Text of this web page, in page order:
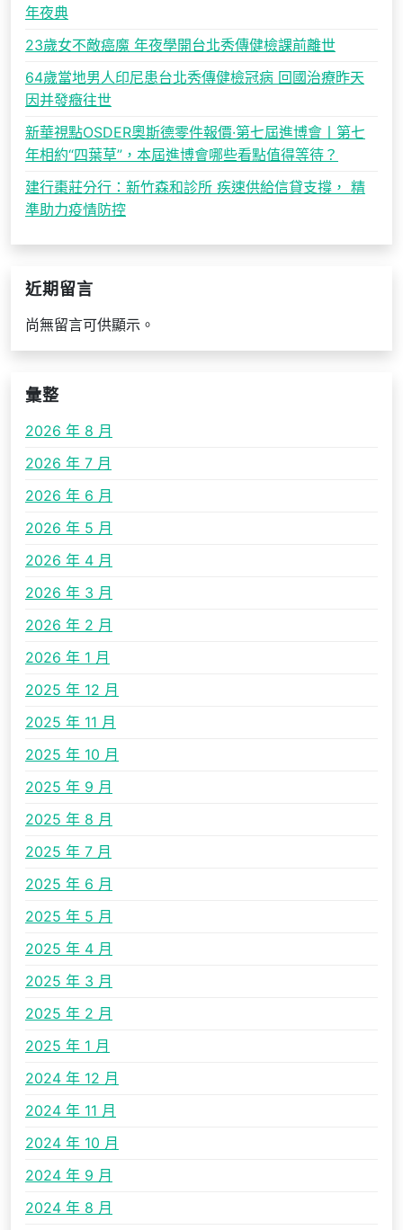
年夜典
23歲女不敵癌魔 年夜學開台北秀傳健檢課前離世
64歲當地男人印尼患台北秀傳健檢冠病 回國治療昨天
因并發癥往世
新華視點OSDER奧斯德零件報價·第七屆進博會丨第七
年相約“四葉草”，本屆進博會哪些看點值得等待？
建行棗莊分行：新竹森和診所 疾速供給信貸支撐， 精
準助力疫情防控
近期留言
尚無留言可供顯示。
彙整
2026 年 8 月
2026 年 7 月
2026 年 6 月
2026 年 5 月
2026 年 4 月
2026 年 3 月
2026 年 2 月
2026 年 1 月
2025 年 12 月
2025 年 11 月
2025 年 10 月
2025 年 9 月
2025 年 8 月
2025 年 7 月
2025 年 6 月
2025 年 5 月
2025 年 4 月
2025 年 3 月
2025 年 2 月
2025 年 1 月
2024 年 12 月
2024 年 11 月
2024 年 10 月
2024 年 9 月
2024 年 8 月